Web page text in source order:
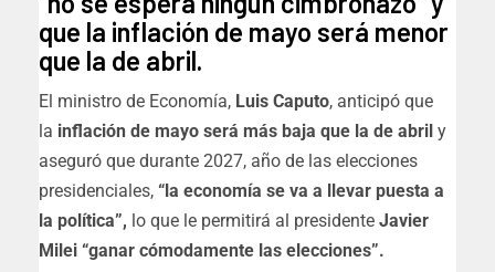
que la inflación de mayo será menor
que la de abril.
El ministro de Economía, Luis Caputo, anticipó que
la inflación de mayo será más baja que la de abril y
aseguró que durante 2027, año de las elecciones
presidenciales, “la economía se va a llevar puesta a
la política”, lo que le permitirá al presidente Javier
Milei “ganar cómodamente las elecciones”.